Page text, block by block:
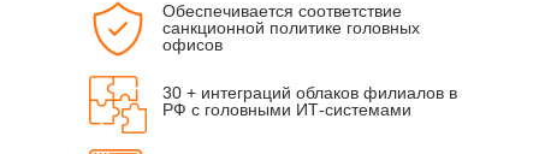
Обеспечивается соответствие
санкционной политике головных
офисов
30 + интеграций облаков филиалов в
РФ с головными ИТ-системами
vSSD-10 000 IOPS/ТБ